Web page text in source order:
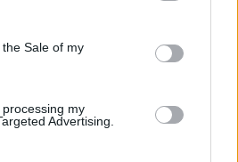
Sale of my
my
Advertising.
laiko bandymu įsitvirtinti
neteisus
00:05:25
jaudinančią akimirką